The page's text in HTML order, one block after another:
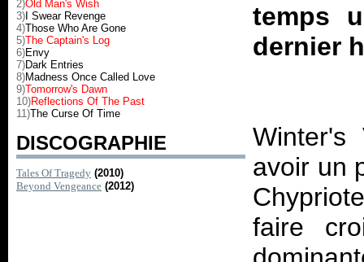
2)Old Man's Wish
3) I Swear Revenge
4)Those Who Are Gone
5)The Captain's Log
6)Envy
7)Dark Entries
8)Madness Once Called Love
9)Tomorrow's Dawn
10)Reflections Of The Past
11)The Curse Of Time
DISCOGRAPHIE
Tales Of Tragedy (2010)
Beyond Vengeance (2012)
temps
dernier
avoir un
faire